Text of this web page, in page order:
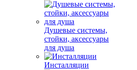
Душевые системы,
стойки, аксессуары
для душа
Инсталляции